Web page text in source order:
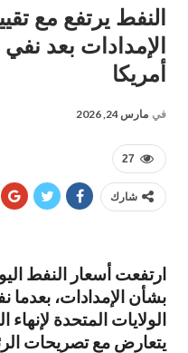
النفط يرتفع مع
الإمدادات بعد
أمريكا
في مارس 24, 2026
27
شارك
ارتفعت أسعار النفط
بشأن الإمدادات، بعدما
الولايات ​المتحدة
يتعارض مع تصريحات